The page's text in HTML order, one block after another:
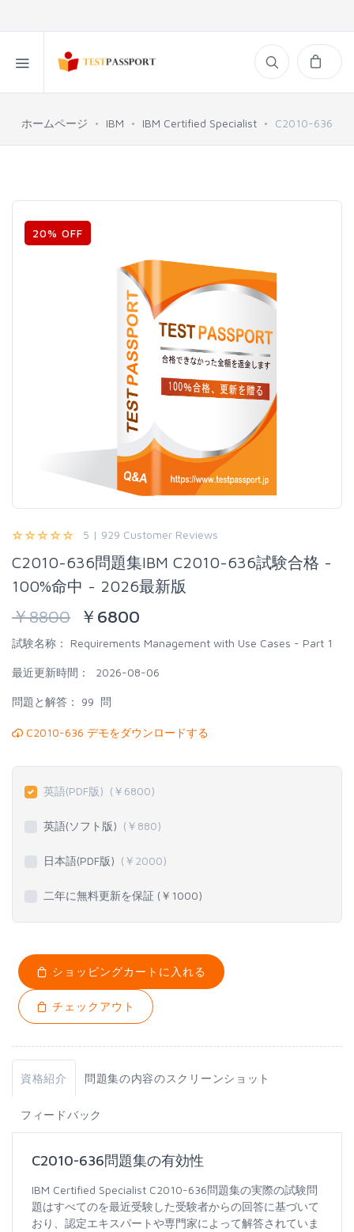
ホームページ IBM IBM Certified Specialist C2010-636
20% OFF
5 | 929 Customer Reviews
C2010-636問題集IBM C2010-636試験合格 -
100%命中 - 2026最新版
￥8800 ￥ 6800
試験名称： Requirements Management with Use Cases - Part 1
最近更新時間： 2026-08-06
問題と解答： 99 問
C2010-636 デモをダウンロードする
英語(PDF版) (￥ 6800)
英語(ソフト版) (￥ 880)
日本語(PDF版) (￥ 2000)
二年に無料更新を保証 (￥ 1000)
ショッピングカートに入れる
チェックアウト
資格紹介 問題集の内容のスクリーンショット
フィードバック
C2010-636問題集の有効性
IBM Certified Specialist C2010-636問題集の実際の試験問
題はすべてのを最近受験した受験者からの回答に基づいて
おり、認定エキスパートや専門家によって解答されていま